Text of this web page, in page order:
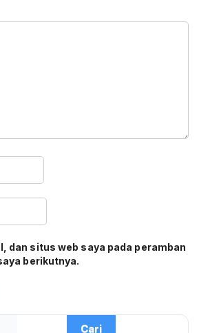
dan situs web saya pada peramban
berikutnya.